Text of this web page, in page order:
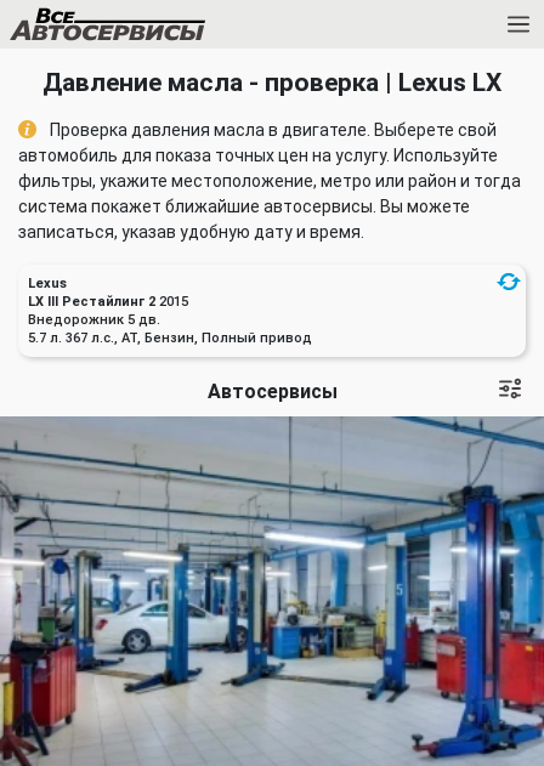
Давление масла - проверка | Lexus LX
Проверка давления масла в двигателе. Выберете свой
автомобиль для показа точных цен на услугу. Используйте
фильтры, укажите местоположение, метро или район и тогда
система покажет ближайшие автосервисы. Вы можете
записаться, указав удобную дату и время.
Lexus
LX III Рестайлинг 2 2015
Внедорожник 5 дв.
5.7 л. 367 л.с., AT, Бензин, Полный привод
Автосервисы